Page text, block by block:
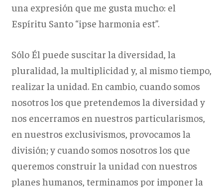
una expresión que me gusta mucho: el
Espíritu Santo “ipse harmonia est”.
Sólo Él puede suscitar la diversidad, la
pluralidad, la multiplicidad y, al mismo tiempo,
realizar la unidad. En cambio, cuando somos
nosotros los que pretendemos la diversidad y
nos encerramos en nuestros particularismos,
en nuestros exclusivismos, provocamos la
división; y cuando somos nosotros los que
queremos construir la unidad con nuestros
planes humanos, terminamos por imponer la